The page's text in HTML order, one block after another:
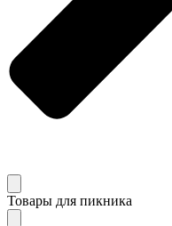
Товары для пикника